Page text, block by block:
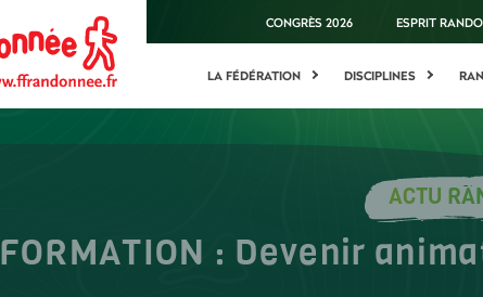
CONGRÈS 2026 ESPRIT RANDO
LA FÉDÉRATION DISCIPLINES
ACTU
FORMATION : Devenir